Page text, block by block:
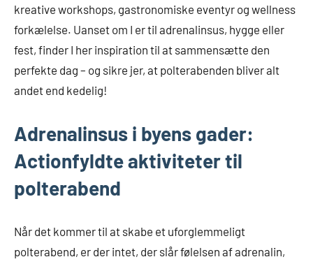
kreative workshops, gastronomiske eventyr og wellness
forkælelse. Uanset om I er til adrenalinsus, hygge eller
fest, finder I her inspiration til at sammensætte den
perfekte dag – og sikre jer, at polterabenden bliver alt
andet end kedelig!
Adrenalinsus i byens gader:
Actionfyldte aktiviteter til
polterabend
Når det kommer til at skabe et uforglemmeligt
polterabend, er der intet, der slår følelsen af adrenalin,